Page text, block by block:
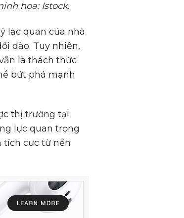
họa: Istock.
lạc quan của nhà
dào. Tuy nhiên,
là thách thức
bứt phá mạnh
thị trường tại
lực quan trọng
cực từ nền